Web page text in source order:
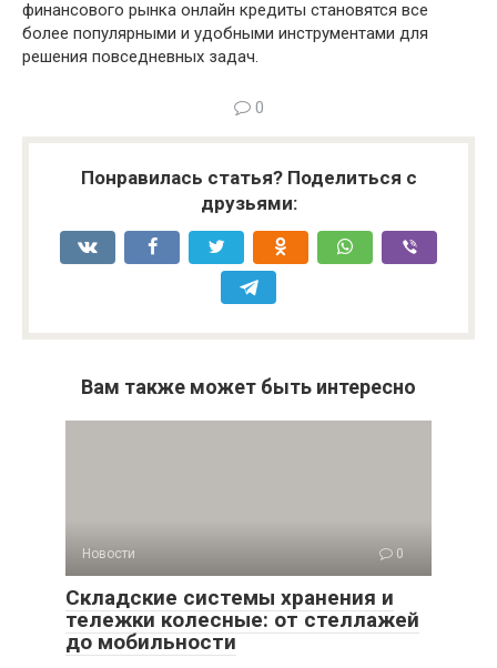
финансового рынка онлайн кредиты становятся все
более популярными и удобными инструментами для
решения повседневных задач.
0
Понравилась статья? Поделиться с
друзьями:
Вам также может быть интересно
Новости 0
Складские системы хранения и
тележки колесные: от стеллажей
до мобильности